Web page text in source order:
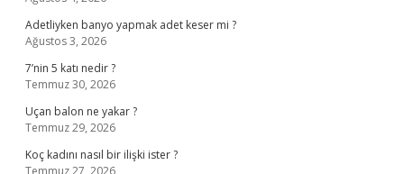
Adetliyken banyo yapmak adet keser mi ?
Ağustos 3, 2026
7’nin 5 katı nedir ?
Temmuz 30, 2026
Uçan balon ne yakar ?
Temmuz 29, 2026
Koç kadını nasıl bir ilişki ister ?
Temmuz 27, 2026